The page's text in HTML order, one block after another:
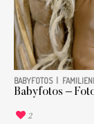
BABYFOTOS
Babyfotos –
2